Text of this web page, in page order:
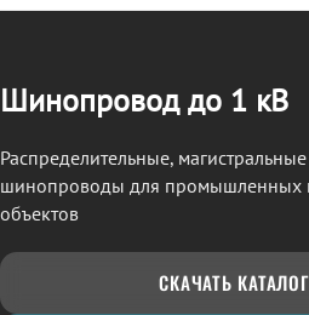
Шинопровод до 1 кВ
Распределительные,
шинопроводы для промышленных
объектов
СКАЧАТЬ КАТАЛОГ